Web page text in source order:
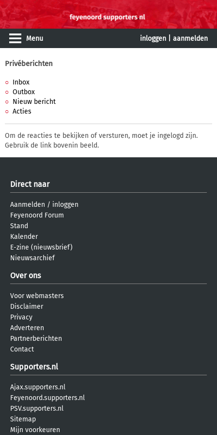
Menu inloggen aanmelden
Privéberichten
Inbox
Outbox
Nieuw bericht
Acties
Om de reacties te bekijken of versturen, moet je ingelogd zijn.
Gebruik de link bovenin beeld.
Direct naar
Aanmelden / inloggen
Feyenoord Forum
Stand
Kalender
E-zine (nieuwsbrief)
Nieuwsarchief
Over ons
Voor webmasters
Disclaimer
Privacy
Adverteren
Partnerberichten
Contact
Supporters.nl
Ajax.supporters.nl
Feyenoord.supporters.nl
PSV.supporters.nl
Sitemap
Mijn voorkeuren